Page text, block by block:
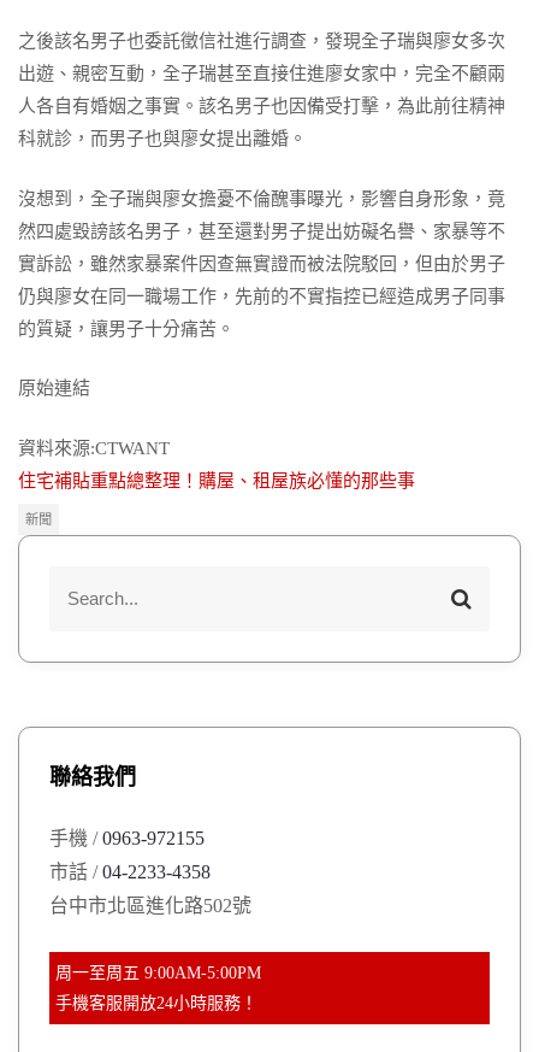
之後該名男子也委託徵信社進行調查，發現全子瑞與廖女多次
出遊、親密互動，全子瑞甚至直接住進廖女家中，完全不顧兩
人各自有婚姻之事實。該名男子也因備受打擊，為此前往精神
科就診，而男子也與廖女提出離婚。
沒想到，全子瑞與廖女擔憂不倫醜事曝光，影響自身形象，竟
然四處毀謗該名男子，甚至還對男子提出妨礙名譽、家暴等不
實訴訟，雖然家暴案件因查無實證而被法院駁回，但由於男子
仍與廖女在同一職場工作，先前的不實指控已經造成男子同事
的質疑，讓男子十分痛苦。
原始連結
資料來源:CTWANT
住宅補貼重點總整理！購屋、租屋族必懂的那些事
新聞
f
:
S
r
聯絡我們
手機 /0963-972155
市話 /04-2233-4358
台中市北區進化路502號
周一至周五 9:00AM-5:00PM
手機客服開放24小時服務！